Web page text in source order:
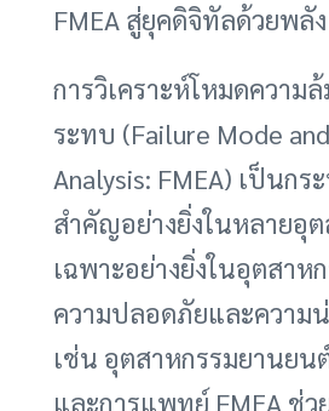
FMEA สู่ยุคดิจิทัลด้วยพลัง
การวิเคราะห์โหมดความ
ระทบ (Failure Mode
Analysis: FMEA) เป็นกร
สำคัญอย่างยิ่งในหลายอุต
เฉพาะอย่างยิ่งในอุตสาห
ความปลอดภัยและความ
เช่น อุตสาหกรรมยานยน
และการแพทย์ FMEA ช่ว